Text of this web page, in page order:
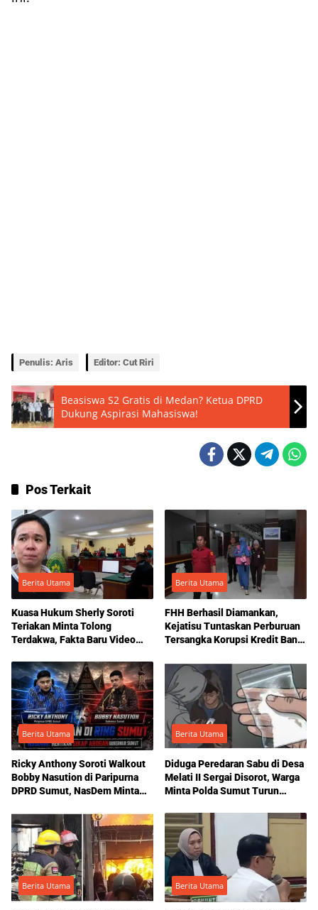
Penulis: Aris Editor: Cut Riri
Beasiswa S2 Gratis di Medan? Ketua DPRD
Dukung Aspirasi Mahasiswa!
Pos Terkait
Berita Utama
Kuasa Hukum Sherly Soroti
Teriakan Minta Tolong
Terdakwa, Fakta Baru Video
Visum Dipersoalkan Jelang
Putusan KDRT yang Dua Kali
Ditunda, JPU Tuntut 1 Bulan
Penjara
Berita Utama
FHH Berhasil Diamankan,
Kejatisu Tuntaskan Perburuan
Tersangka Korupsi Kredit Bank
Berita Utama
Ricky Anthony Soroti Walkout
Bobby Nasution di Paripurna
DPRD Sumut, NasDem Minta
Berita Utama
Diduga Peredaran Sabu di Desa
Melati II Sergai Disorot, Warga
Minta Polda Sumut Turun
Berita Utama Berita Utama